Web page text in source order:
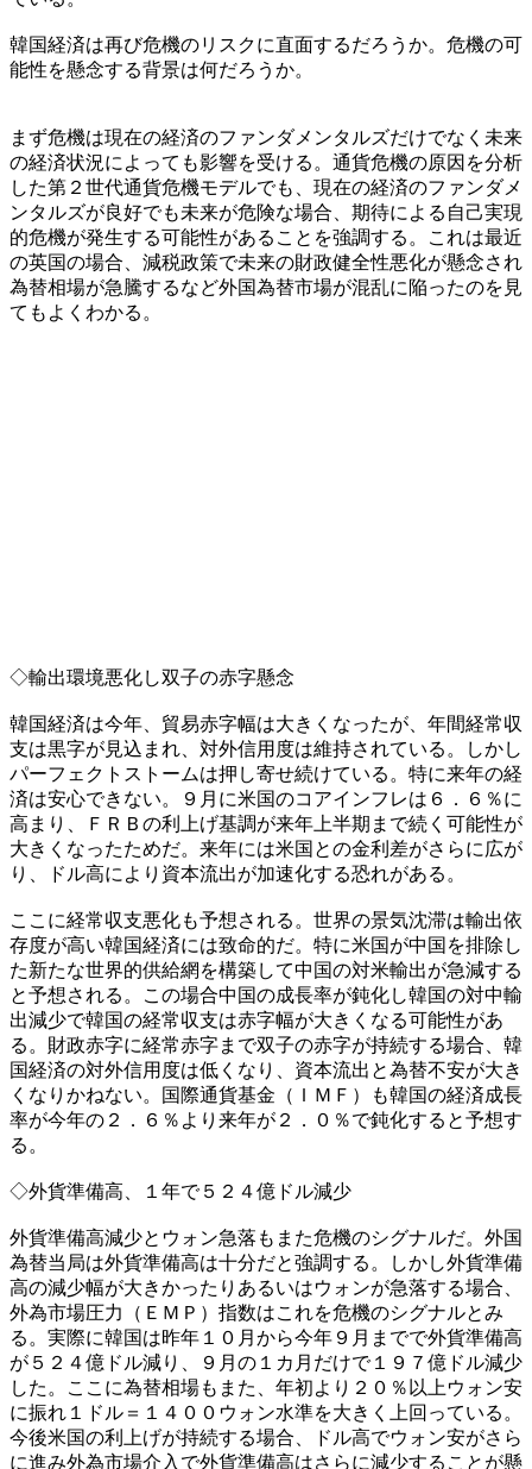
韓国経済は再び危機のリスクに直面するだろうか。危機の可
能性を懸念する背景は何だろうか。
まず危機は現在の経済のファンダメンタルズだけでなく未来
の経済状況によっても影響を受ける。通貨危機の原因を分析
した第２世代通貨危機モデルでも、現在の経済のファンダメ
ンタルズが良好でも未来が危険な場合、期待による自己実現
的危機が発生する可能性があることを強調する。これは最近
の英国の場合、減税政策で未来の財政健全性悪化が懸念され
為替相場が急騰するなど外国為替市場が混乱に陥ったのを見
てもよくわかる。
◇輸出環境悪化し双子の赤字懸念
韓国経済は今年、貿易赤字幅は大きくなったが、年間経常収
支は黒字が見込まれ、対外信用度は維持されている。しかし
パーフェクトストームは押し寄せ続けている。特に来年の経
済は安心できない。９月に米国のコアインフレは６．６％に
高まり、ＦＲＢの利上げ基調が来年上半期まで続く可能性が
大きくなったためだ。来年には米国との金利差がさらに広が
り、ドル高により資本流出が加速化する恐れがある。
ここに経常収支悪化も予想される。世界の景気沈滞は輸出依
存度が高い韓国経済には致命的だ。特に米国が中国を排除し
た新たな世界的供給網を構築して中国の対米輸出が急減する
と予想される。この場合中国の成長率が鈍化し韓国の対中輸
出減少で韓国の経常収支は赤字幅が大きくなる可能性があ
る。財政赤字に経常赤字まで双子の赤字が持続する場合、韓
国経済の対外信用度は低くなり、資本流出と為替不安が大き
くなりかねない。国際通貨基金（ＩＭＦ）も韓国の経済成長
率が今年の２．６％より来年が２．０％で鈍化すると予想す
る。
◇外貨準備高、１年で５２４億ドル減少
外貨準備高減少とウォン急落もまた危機のシグナルだ。外国
為替当局は外貨準備高は十分だと強調する。しかし外貨準備
高の減少幅が大きかったりあるいはウォンが急落する場合、
外為市場圧力（ＥＭＰ）指数はこれを危機のシグナルとみ
る。実際に韓国は昨年１０月から今年９月までで外貨準備高
が５２４億ドル減り、９月の１カ月だけで１９７億ドル減少
した。ここに為替相場もまた、年初より２０％以上ウォン安
に振れ１ドル＝１４００ウォン水準を大きく上回っている。
今後米国の利上げが持続する場合、ドル高でウォン安がさら
に進み外為市場介入で外貨準備高はさらに減少することが懸